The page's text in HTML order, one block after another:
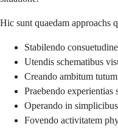
Hic sunt quaedam approachs
Stabilendo
Utendis schematibus
Creando ambitum
Praebendo experientias
Operando in
Fovendo activitatem